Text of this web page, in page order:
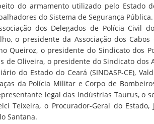
do armamento utilizado pelo Estado
do Sistema de Segurança
dos Delegados de Polícia Civil do
o presidente da Associação dos
Queiroz, o presidente do Sindicato dos
de Oliveira, o presidente do Sindicato
do Estado do Ceará (SINDASP-CE),
da Polícia Militar e Corpo de
legal das Indústrias Taurus, o
Teixeira, o Procurador-Geral do Estado,
Santana.